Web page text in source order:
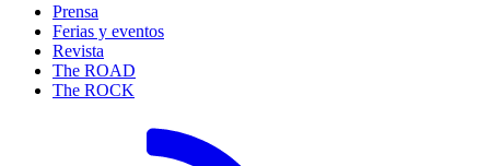
Prensa
Ferias y eventos
Revista
The ROAD
The ROCK